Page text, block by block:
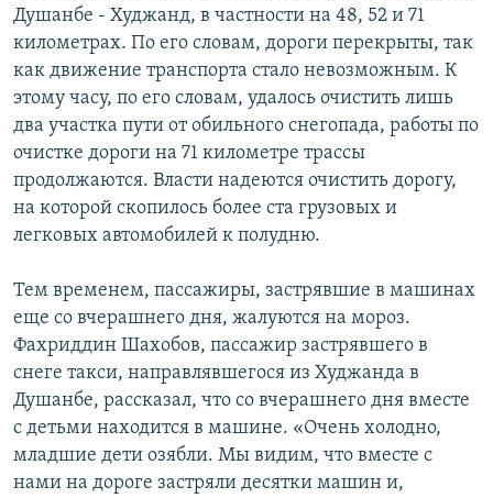
Душанбе - Худжанд, в частности на 48, 52 и 71
километрах. По его словам, дороги перекрыты, так
как движение транспорта стало невозможным. К
этому часу, по его словам, удалось очистить лишь
два участка пути от обильного снегопада, работы по
очистке дороги на 71 километре трассы
продолжаются. Власти надеются очистить дорогу,
на которой скопилось более ста грузовых и
легковых автомобилей к полудню.
Тем временем, пассажиры, застрявшие в машинах
еще со вчерашнего дня, жалуются на мороз.
Фахриддин Шахобов, пассажир застрявшего в
снеге такси, направлявшегося из Худжанда в
Душанбе, рассказал, что со вчерашнего дня вместе
с детьми находится в машине. «Очень холодно,
младшие дети озябли. Мы видим, что вместе с
нами на дороге застряли десятки машин и,